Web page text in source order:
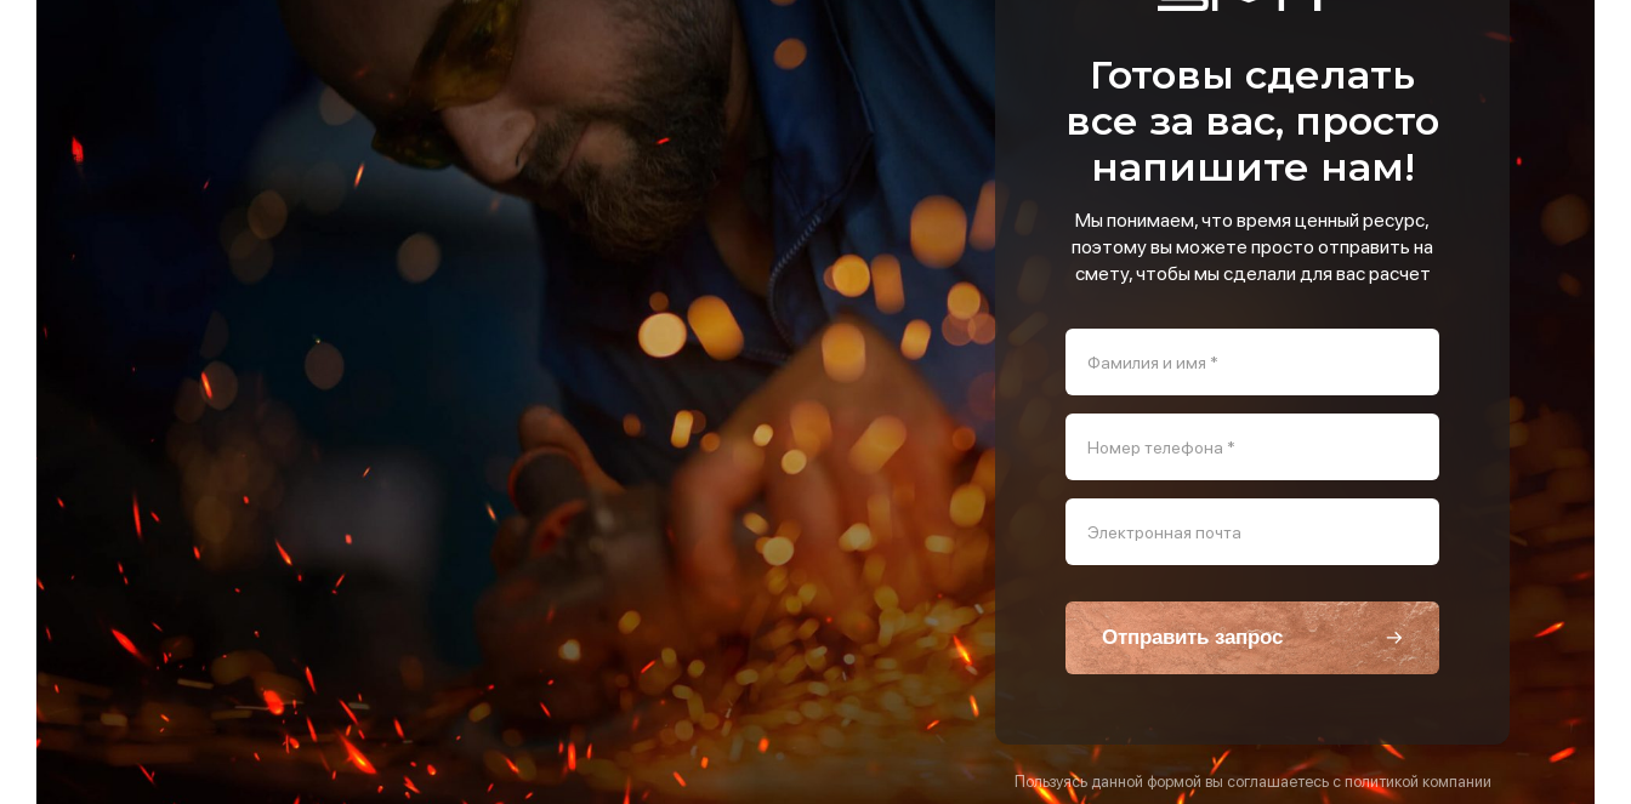
Готовы сделать
все за вас, просто
напишите нам!
Мы понимаем, что время ценный ресурс,
поэтому вы можете просто отправить на
смету, чтобы мы сделали для вас расчет
Фамилия и имя *
Номер телефона *
Электронная почта
Отправить запрос
Пользуясь данной формой вы соглашаетесь с политикой компании